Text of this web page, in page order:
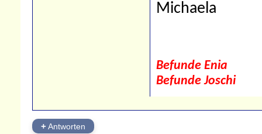
Michaela
Befunde Enia
Befunde Joschi
+Antworten